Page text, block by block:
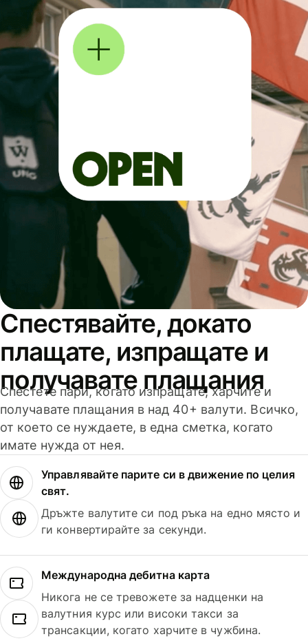
Спестявайте, докато
плащате, изпращате и
получавате плащания
Спестете пари, когато изпращате, харчите и
получавате плащания в над 40+ валути. Всичко,
от което се нуждаете, в една сметка, когато
имате нужда от нея.
Управлявайте парите си в движение по целия
свят.
Дръжте валутите си под ръка на едно място и
ги конвертирайте за секунди.
Международна дебитна карта
Никога не се тревожете за надценки на
валутния курс или високи такси за
трансакции, когато харчите в чужбина.